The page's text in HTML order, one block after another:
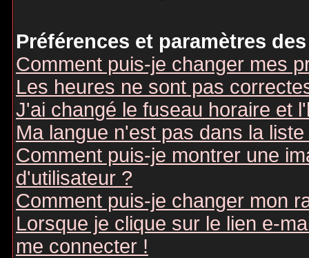
Préférences et paramètres
Comment puis-je changer mes
Les heures ne sont pas
J'ai changé le fuseau horaire et
Ma langue n'est pas dans la liste
Comment puis-je montrer une
d'utilisateur ?
Comment puis-je changer mon
Lorsque je clique sur le lien e-
me connecter !